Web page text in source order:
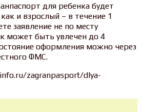
для ребенка будет
и взрослый – в течение 1
заявление не по месту
может быть увлечен до 4
оформления можно через
ФМС.
zagranpasport/dlya-